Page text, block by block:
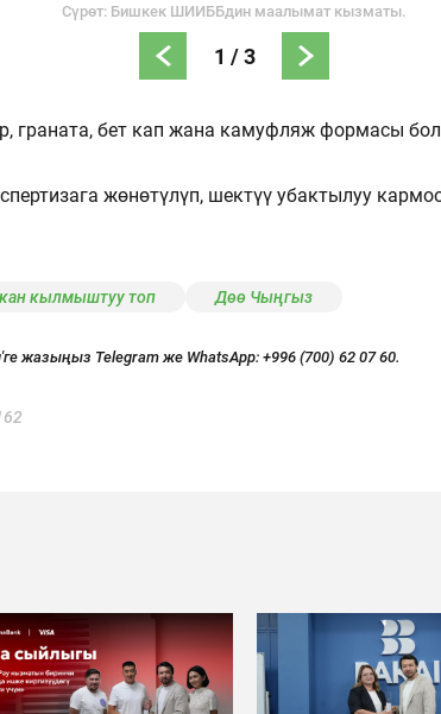
Сүрөт: Бишкек ШИИББдин маалымат кызматы.
1 /3
граната, бет кап жана камуфляж формасы
жөнөтүлүп, шектүү убактылуу
кылмыштуу топ Дөө Чыңгыз
жазыңыз Telegram же WhatsApp: +996 (700) 62 07 60.